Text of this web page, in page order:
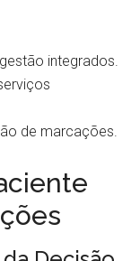
integrados.
de marcações.